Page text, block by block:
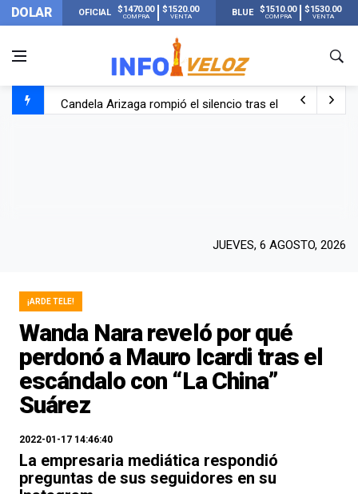
DOLAR OFICIAL $1470.00
COMPRA
$1520.00
VENTA BLUE $1510.00
COMPRA
$1530.00
VENTA
Candela Arizaga rompió el silencio tras el incidente con
JUEVES, 6 AGOSTO, 2026
¡ARDE TELE!
Wanda Nara reveló por qué
perdonó a Mauro Icardi tras el
escándalo con “La China”
Suárez
2022-01-17 14:46:40
La empresaria mediática respondió
preguntas de sus seguidores en su